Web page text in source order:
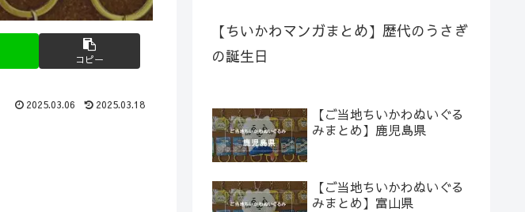
コピー
2025.03.06 2025.03.18
【ちいかわマンガまとめ】歴代のうさぎ
の誕生日
【ご当地ちいかわぬいぐる
みまとめ】鹿児島県
【ご当地ちいかわぬいぐる
みまとめ】富山県